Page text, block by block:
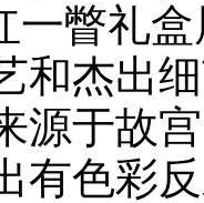
一瞥礼
和杰出
源于故
有色彩